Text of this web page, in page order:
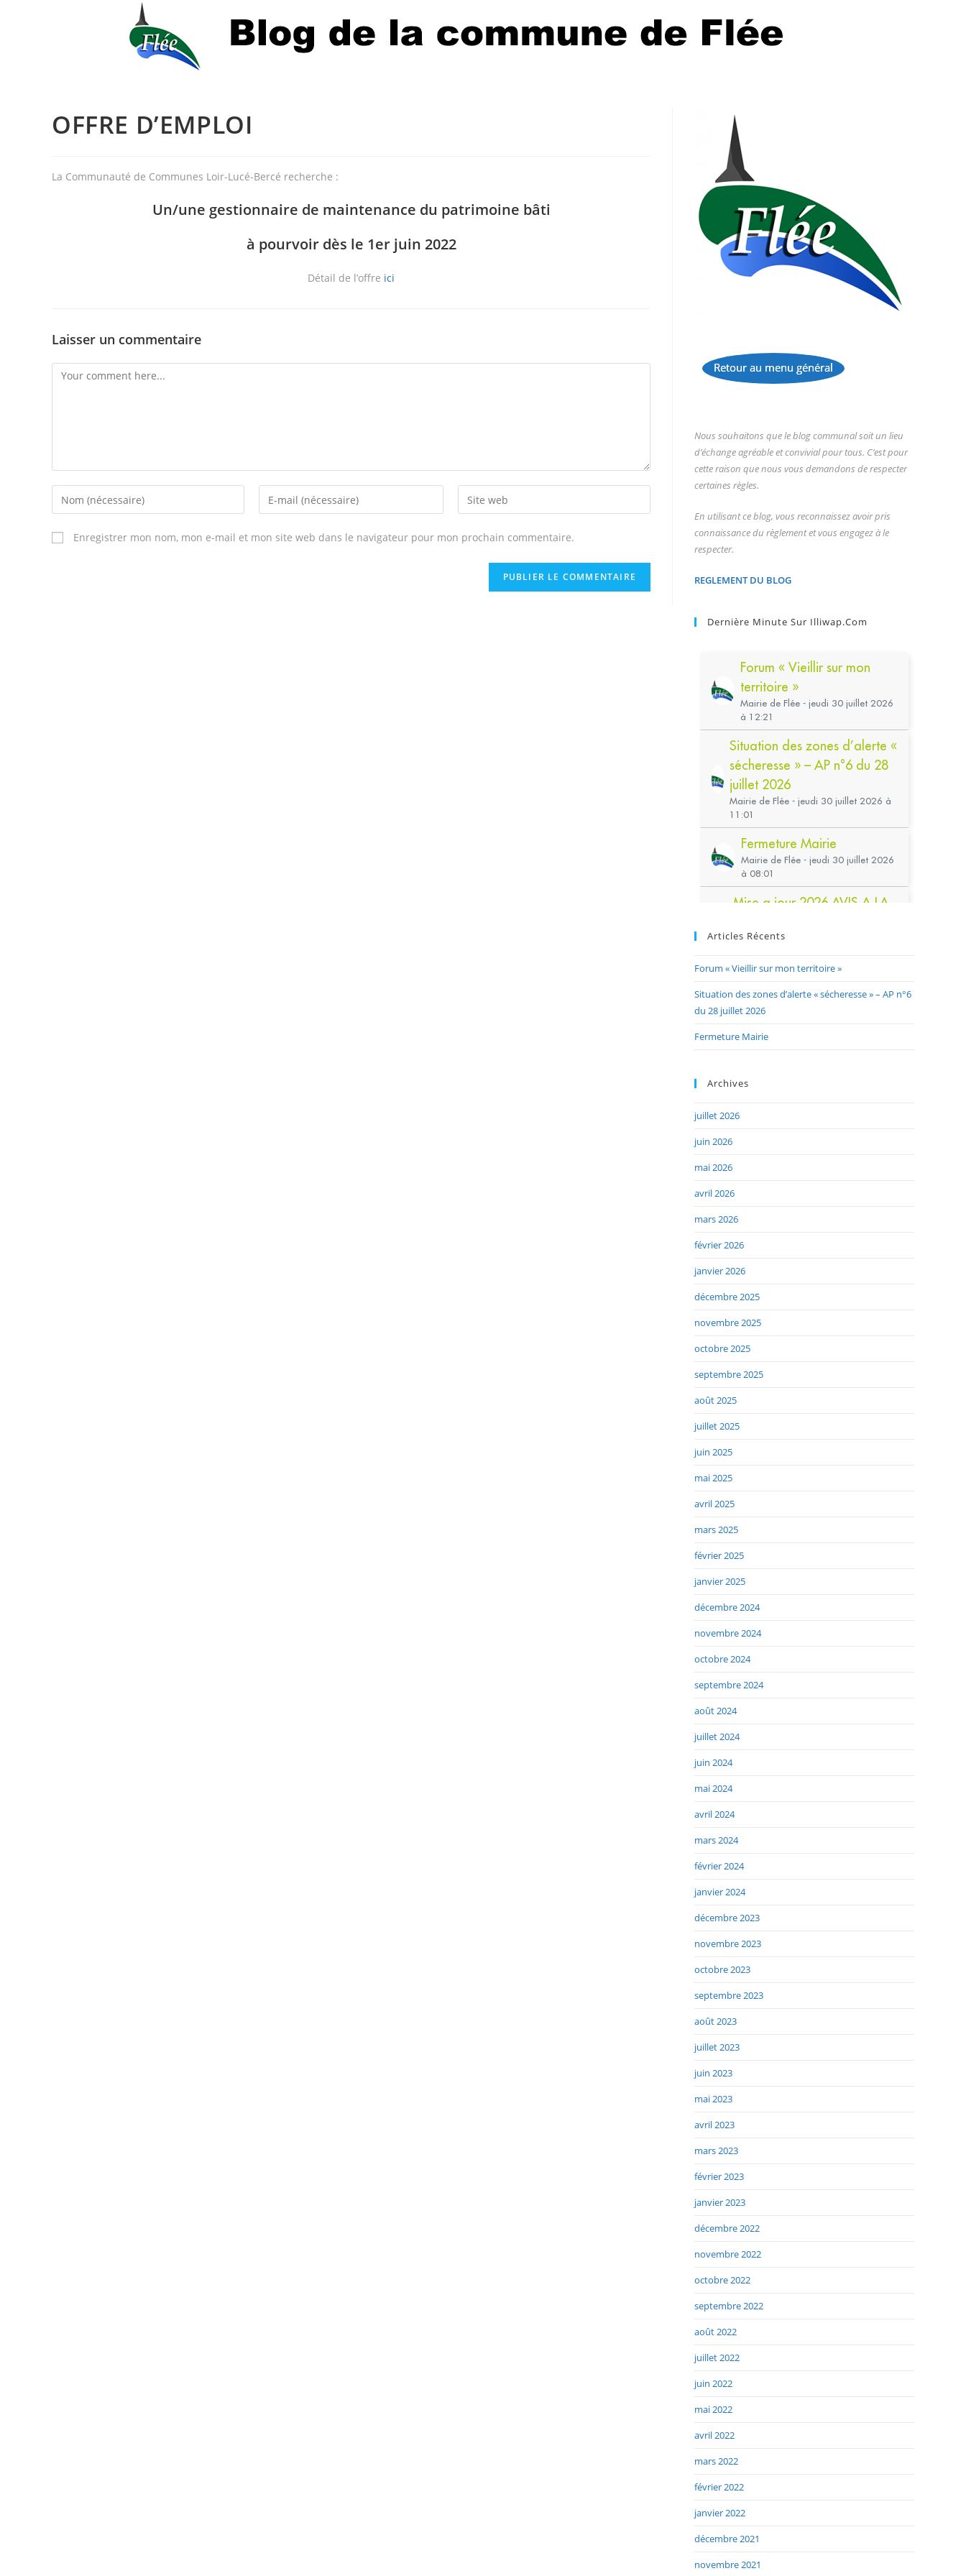
OFFRE D’EMPLOI
La Communauté de Communes Loir-Lucé-Bercé recherche :
Un/une gestionnaire de maintenance du patrimoine bâti
à pourvoir dès le 1er juin 2022
Détail de l’offre ici
Laisser un commentaire
Enregistrer mon nom, mon e-mail et mon site web dans le navigateur pour mon prochain commentaire.
Retour au menu général
...
Nous souhaitons que le blog communal soit un lieu
d’échange agréable et convivial pour tous. C’est pour
cette raison que nous vous demandons de respecter
certaines règles.
En utilisant ce blog, vous reconnaissez avoir pris
connaissance du règlement et vous engagez à le
respecter.
REGLEMENT DU BLOG
Dernière Minute Sur Illiwap.com
Articles Récents
Forum « Vieillir sur mon territoire »
Situation des zones d’alerte « sécheresse » – AP n°6
du 28 juillet 2026
Fermeture Mairie
Archives
juillet 2026
juin 2026
mai 2026
avril 2026
mars 2026
février 2026
janvier 2026
décembre 2025
novembre 2025
octobre 2025
septembre 2025
août 2025
juillet 2025
juin 2025
mai 2025
avril 2025
mars 2025
février 2025
janvier 2025
décembre 2024
novembre 2024
octobre 2024
septembre 2024
août 2024
juillet 2024
juin 2024
mai 2024
avril 2024
mars 2024
février 2024
janvier 2024
décembre 2023
novembre 2023
octobre 2023
septembre 2023
août 2023
juillet 2023
juin 2023
mai 2023
avril 2023
mars 2023
février 2023
janvier 2023
décembre 2022
novembre 2022
octobre 2022
septembre 2022
août 2022
juillet 2022
juin 2022
mai 2022
avril 2022
mars 2022
février 2022
janvier 2022
décembre 2021
novembre 2021